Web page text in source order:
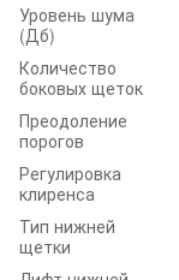
Уровень шума
(Дб)
Количество
боковых щеток
Преодоление
порогов
Регулировка
клиренса
Тип нижней
щетки